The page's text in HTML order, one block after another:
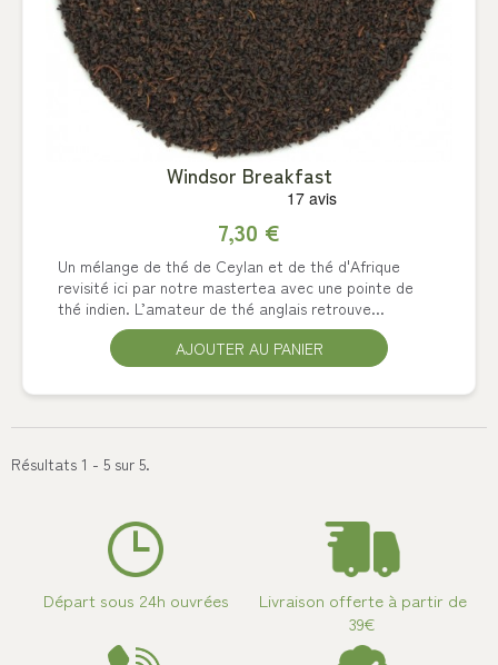
Windsor Breakfast
7,30 €
Un mélange de thé de Ceylan et de thé d'Afrique
revisité ici par notre mastertea avec une pointe de
thé indien. L’amateur de thé anglais retrouve...
AJOUTER AU PANIER
Résultats 1 - 5 sur 5.
Départ sous 24h ouvrées
Livraison offerte à partir de
39€